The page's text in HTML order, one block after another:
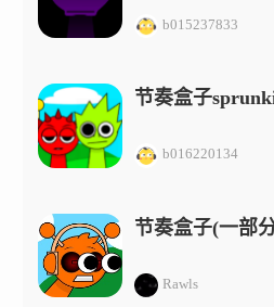
b015237833
节奏盒子
b016220134
节奏盒子(一部
Rawls